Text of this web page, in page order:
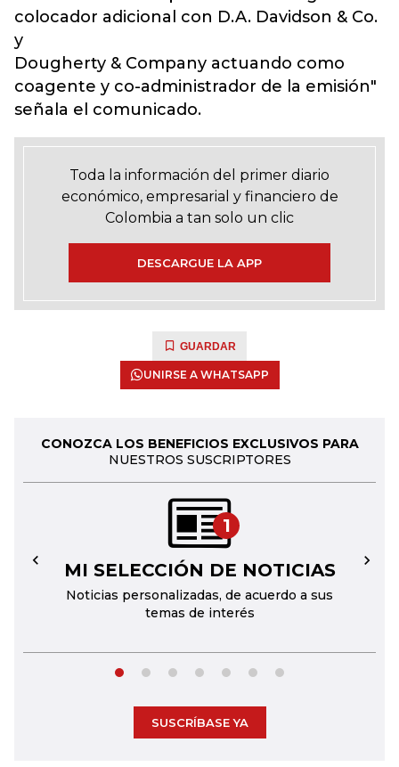
colocador adicional con D.A. Davidson & Co.
y
Dougherty & Company actuando como
coagente y co-administrador de la emisión"
señala el comunicado.
Toda la información del primer diario
económico, empresarial y financiero de
Colombia a tan solo un clic
DESCARGUE LA APP
GUARDAR
UNIRSE A WHATSAPP
CONOZCA LOS BENEFICIOS EXCLUSIVOS PARA
NUESTROS SUSCRIPTORES
1
MI SELECCIÓN DE NOTICIAS
Noticias personalizadas, de acuerdo a sus
temas de interés
← →
SUSCRÍBASE YA